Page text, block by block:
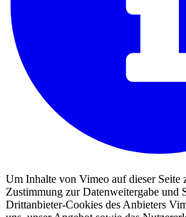
Um Inhalte von Vimeo auf dieser Seite
Zustimmung zur Datenweitergabe und
Drittanbieter-Cookies des Anbieters